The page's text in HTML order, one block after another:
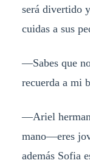
será divertido
cuidas a sus
—Sabes que
recuerda a mi
—Ariel
mano—eres
además Sofia